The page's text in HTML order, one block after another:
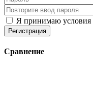
Я принимаю условия
Регистрация
Сравнение